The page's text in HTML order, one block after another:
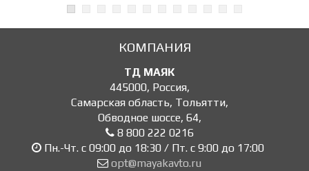
КОМПАНИЯ
ТД МАЯК
445000, Россия,
Самарская область, Тольятти,
Обводное шоссе, 64,
8 800 222 0216
Пн.-Чт. с 09:00 до 18:30 / Пт. с 9:00 до 17:00
opt@mayakavto.ru